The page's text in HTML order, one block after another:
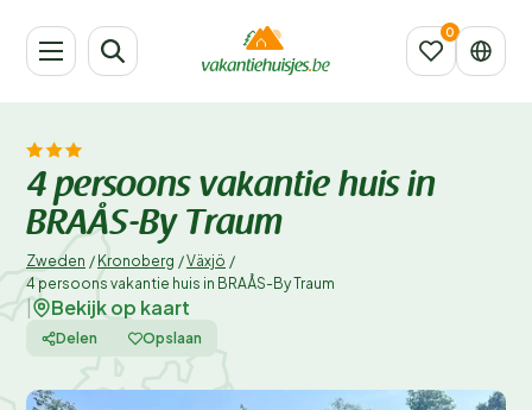
4 persoons vakantie huis in
BRAÅS-By Traum
Zweden / Kronoberg /Växjö /
4 persoons vakantie huis in BRAÅS-By Traum
Bekijk op kaart
Delen Opslaan